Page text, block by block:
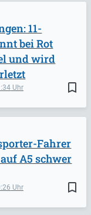
bookmark_border
11-
bei Rot
und wird
bookmark_border
Fahrer
A5 schwer